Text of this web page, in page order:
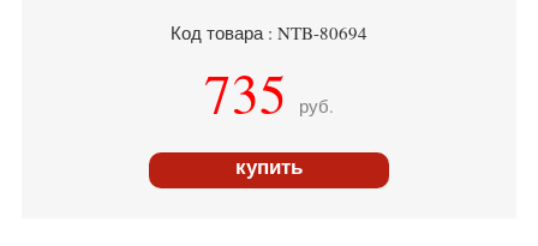
Код товара : NTB-80694
735 руб.
купить